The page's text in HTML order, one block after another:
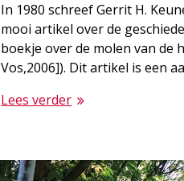
In 1980 schreef Gerrit H.
mooi artikel over de
boekje over de molen van de
Vos,2006]). Dit artikel is een
Lees verder